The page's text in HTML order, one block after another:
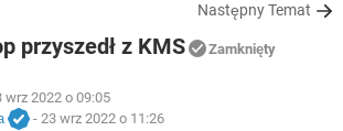
FACEBOOK
TIKTOK
NETFLIX
Następny Temat
przyszedł z KMS Zamknięty
wrz 2022 o 09:05
- 23 wrz 2022 o 11:26